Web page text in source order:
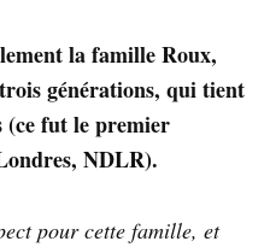
la famille Roux,
générations, qui tient
(ce fut le premier
NDLR).
pour cette famille, et